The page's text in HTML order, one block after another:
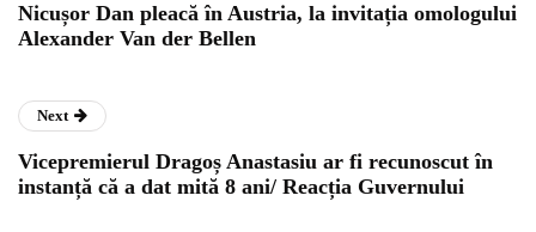
Nicușor Dan pleacă în Austria, la invitația omologului
Alexander Van der Bellen
Next
Vicepremierul Dragoș Anastasiu ar fi recunoscut în
instanță că a dat mită 8 ani/ Reacția Guvernului